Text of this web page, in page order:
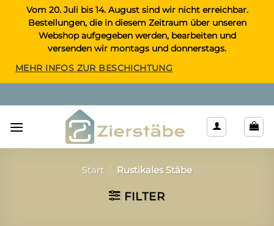
Inhalt
springen
Vom 20. Juli bis 14. August sind wir nicht erreichbar.
Bestellungen, die in diesem Zeitraum über unseren
Webshop aufgegeben werden, bearbeiten und
versenden wir montags und donnerstags.
MEHR INFOS ZUR BESCHICHTUNG
Start / Rustikales Stäbe
FILTER